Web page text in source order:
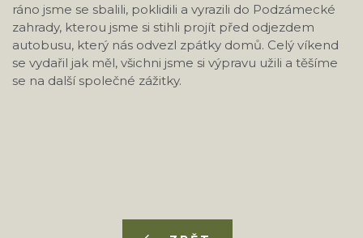
ráno jsme se sbalili, poklidili a vyrazili do Podzámecké
zahrady, kterou jsme si stihli projít před odjezdem
autobusu, který nás odvezl zpátky domů. Celý víkend
se vydařil jak měl, všichni jsme si výpravu užili a těšíme
se na další společné zážitky.